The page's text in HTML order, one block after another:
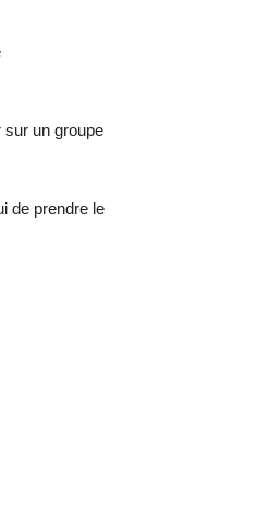
un groupe
de prendre le